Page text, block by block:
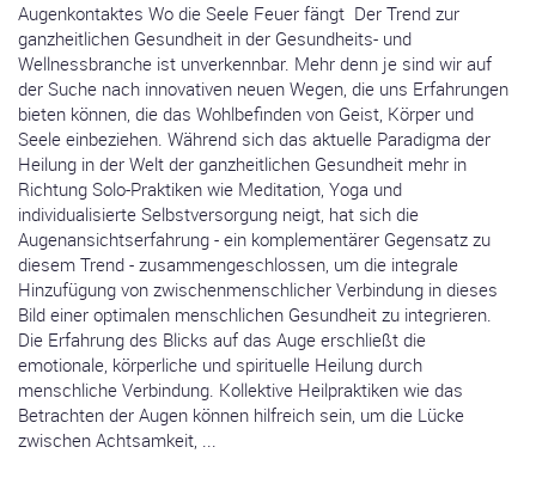
Augenkontaktes Wo die Seele Feuer fängt Der Trend zur
ganzheitlichen Gesundheit in der Gesundheits- und
Wellnessbranche ist unverkennbar. Mehr denn je sind wir auf
der Suche nach innovativen neuen Wegen, die uns Erfahrungen
bieten können, die das Wohlbefinden von Geist, Körper und
Seele einbeziehen. Während sich das aktuelle Paradigma der
Heilung in der Welt der ganzheitlichen Gesundheit mehr in
Richtung Solo-Praktiken wie Meditation, Yoga und
individualisierte Selbstversorgung neigt, hat sich die
Augenansichtserfahrung - ein komplementärer Gegensatz zu
diesem Trend - zusammengeschlossen, um die integrale
Hinzufügung von zwischenmenschlicher Verbindung in dieses
Bild einer optimalen menschlichen Gesundheit zu integrieren.
Die Erfahrung des Blicks auf das Auge erschließt die
emotionale, körperliche und spirituelle Heilung durch
menschliche Verbindung. Kollektive Heilpraktiken wie das
Betrachten der Augen können hilfreich sein, um die Lücke
zwischen Achtsamkeit, ...